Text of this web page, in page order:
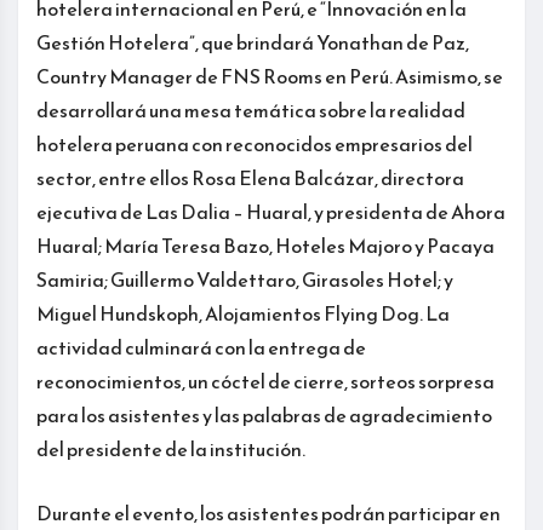
hotelera internacional en Perú, e “Innovación en la
Gestión Hotelera”, que brindará Yonathan de Paz,
Country Manager de FNS Rooms en Perú. Asimismo, se
desarrollará una mesa temática sobre la realidad
hotelera peruana con reconocidos empresarios del
sector, entre ellos Rosa Elena Balcázar, directora
ejecutiva de Las Dalia – Huaral, y presidenta de Ahora
Huaral; María Teresa Bazo, Hoteles Majoro y Pacaya
Samiria; Guillermo Valdettaro, Girasoles Hotel; y
Miguel Hundskoph, Alojamientos Flying Dog. La
actividad culminará con la entrega de
reconocimientos, un cóctel de cierre, sorteos sorpresa
para los asistentes y las palabras de agradecimiento
del presidente de la institución.
Durante el evento, los asistentes podrán participar en